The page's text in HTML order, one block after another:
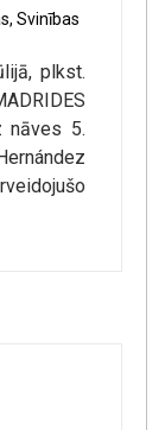
, Svinības
plkst.
nāves 5.